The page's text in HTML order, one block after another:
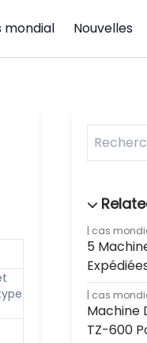
mondial Nouvelles
cas
5
cas
Machine
TZ-600